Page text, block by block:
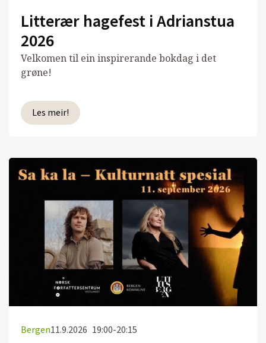
Litterær hagefest i Adrianstua
2026
Velkomen til ein inspirerande bokdag i det
grøne!
Les meir!
Bergen11.9.2026 19:00-20:15